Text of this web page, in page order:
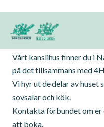
Kansli
Vårt kanslihus finner du i
på det tillsammans med
Vi hyr ut de delar av huset
sovsalar och kök.
Kontakta förbundet om er
att boka.